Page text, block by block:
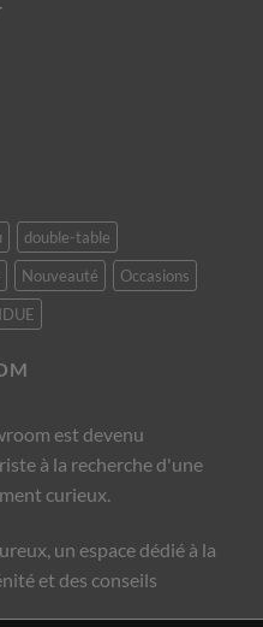
double-table
Nouveauté
Occasions
est devenu
à la recherche d'une
curieux.
un espace dédié à la
et des conseils